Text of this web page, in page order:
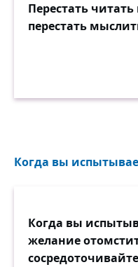
Перестать
перестать
Когда вы
Когда вы
желание